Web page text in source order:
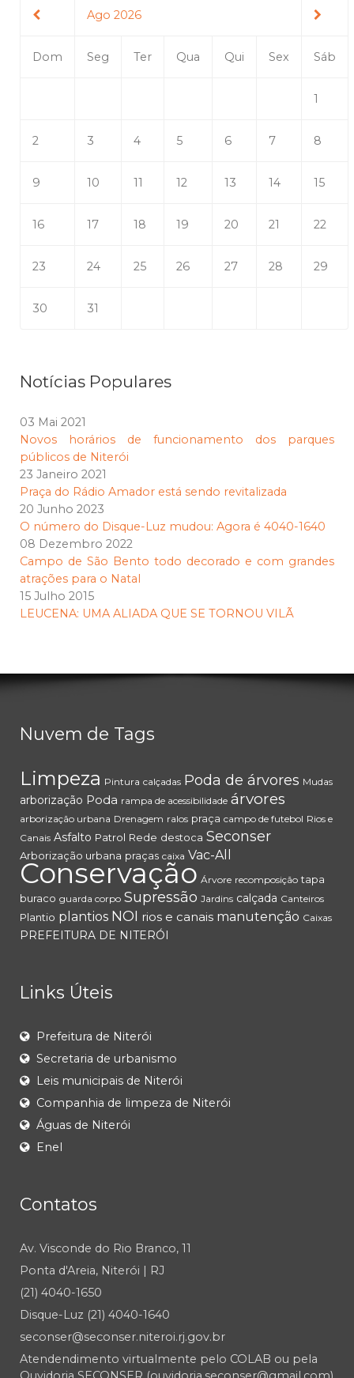
Ago 2026
Dom Seg Ter Qua Qui Sex Sáb
1
2 3 4 5 6 7 8
9 10 11 12 13 14 15
16 17 18 19 20 21 22
23 24 25 26 27 28 29
30 31
Notícias Populares
03 Mai 2021
Novos horários de funcionamento dos parques
públicos de Niterói
23 Janeiro 2021
Praça do Rádio Amador está sendo revitalizada
20 Junho 2023
O número do Disque-Luz mudou: Agora é 4040-1640
08 Dezembro 2022
Campo de São Bento todo decorado e com grandes
atrações para o Natal
15 Julho 2015
LEUCENA: UMA ALIADA QUE SE TORNOU VILÃ
Nuvem de Tags
Limpeza Pintura calçadas Poda de árvores Mudas
arborização Poda rampa de acessibilidade árvores
arborização urbana Drenagem ralos praça campo de futebol Rios e
Canais Asfalto Patrol Rede destoca Seconser
Arborização urbana praças caixa Vac-All
Conservação Árvore recomposição tapa
buraco guarda corpo Supressão Jardins calçada Canteiros
Plantio plantios NOI rios e canais manutenção Caixas
PREFEITURA DE NITERÓI
Links Úteis
Prefeitura de Niterói
Secretaria de urbanismo
Leis municipais de Niterói
Companhia de limpeza de Niterói
Águas de Niterói
Enel
Contatos
Av. Visconde do Rio Branco, 11
Ponta d'Areia, Niterói | RJ
(21) 4040-1650
Disque-Luz (21) 4040-1640
seconser@seconser.niteroi.rj.gov.br
Atendendimento virtualmente pelo COLAB ou pela